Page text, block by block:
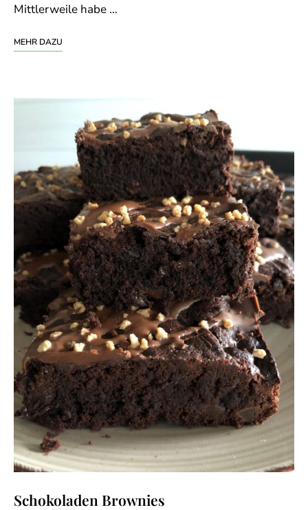
Mittlerweile habe …
MEHR DAZU
Schokoladen Brownies